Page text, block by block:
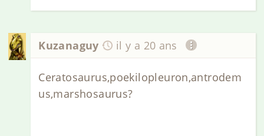
Kuzanaguy il y a 20 ans
Ceratosaurus,poekilopleuron,antrodem
us,marshosaurus?